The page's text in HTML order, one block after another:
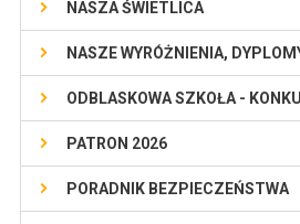
NASZA ŚWIETLICA
NASZE WYRÓŻNIENIA,
ODBLASKOWA SZKOŁA -
PATRON 2026
PORADNIK BEZPIECZEŃSTWA